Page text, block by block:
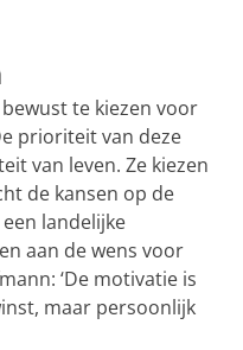
te kiezen voor
prioriteit van deze
van leven. Ze kiezen
de kansen op de
landelijke
aan de wens voor
‘De motivatie is
maar persoonlijk